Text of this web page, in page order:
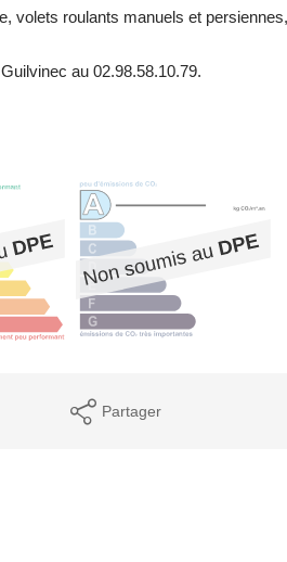
volets roulants manuels et
au 02.98.58.10.79.
Partager